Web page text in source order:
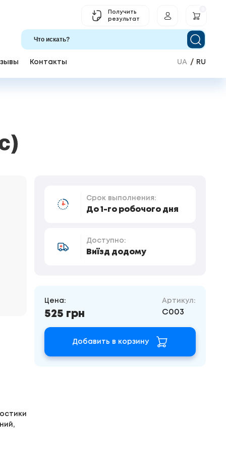
Получить
результат
Контакты UA RU
Срок выполнения:
До 1-го робочого дня
Доступно:
Виїзд додому
Цена:
525 грн
Артикул:
C003
Добавить в корзину